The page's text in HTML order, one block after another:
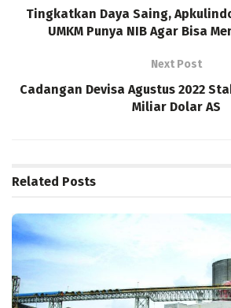
Tingkatkan Daya Saing,
UMKM Punya NIB Agar Bisa
Next Post
Cadangan Devisa Agustus 2022
Miliar Dolar AS
Related Posts